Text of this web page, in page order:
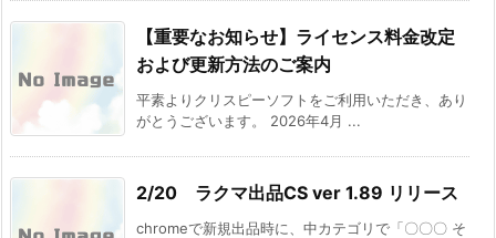
【重要なお知らせ】ライセンス料金改定
および更新方法のご案内
平素よりクリスピーソフトをご利用いただき、あり
がとうございます。 2026年4月 ...
2/20 ラクマ出品CS ver 1.89 リリース
chromeで新規出品時に、中カテゴリで「〇〇〇 そ